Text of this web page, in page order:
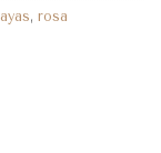
, rosa